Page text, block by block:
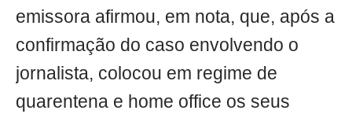
emissora afirmou, em nota, que, após a
confirmação do caso envolvendo o
jornalista, colocou em regime de
quarentena e home office os seus